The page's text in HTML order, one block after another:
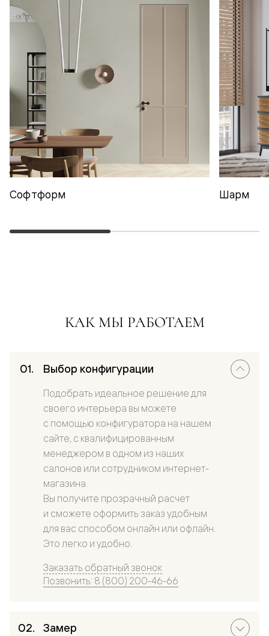
Софтформ Шарм
КАК МЫ РАБОТАЕМ
Выбор конфигурации
Подобрать идеальное решение для
своего интерьера вы можете
с помощью конфигуратора на нашем
сайте, с квалифицированным
менеджером в одном из наших
салонов или сотрудником интернет-
магазина.
Вы получите прозрачный расчет
и сможете оформить заказ удобным
для вас способом онлайн или офлайн.
Это легко и удобно.
Заказать обратный звонок
Позвонить: 8 (800) 200-46-66
Замер